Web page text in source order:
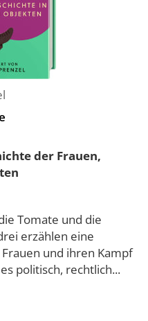
der Frauen,
Tomate und die
erzählen eine
und ihren Kampf
politisch, rechtlich...